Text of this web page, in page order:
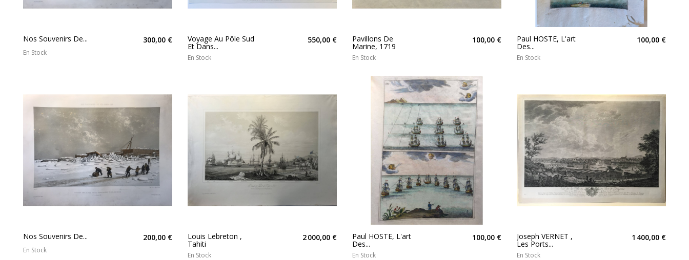
Nos Souvenirs De... 300,00 €
En Stock
Voyage Au Pôle Sud
Et Dans...
550,00 €
En Stock
Pavillons De
Marine, 1719
100,00 €
En Stock
Paul HOSTE, L'art
Des...
100,00 €
En Stock
Nos Souvenirs De... 200,00 €
En Stock
Louis Lebreton ,
Tahiti
2 000,00 €
En Stock
Paul HOSTE, L'art
Des...
100,00 €
En Stock
Joseph VERNET ,
Les Ports...
1 400,00 €
En Stock